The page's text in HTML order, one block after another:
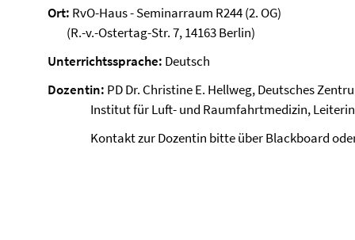
Ort: RvO-Haus - Seminarraum R244 (2. OG)
(R.-v.-Ostertag-Str. 7, 14163 Berlin)
Unterrichtssprache: Deutsch
Dozentin: PD Dr. Christine E. Hellweg, Deutsches
Institut für Luft- und Raumfahrtmedizin, Leiterin
Kontakt zur Dozentin bitte über Blackboard oder